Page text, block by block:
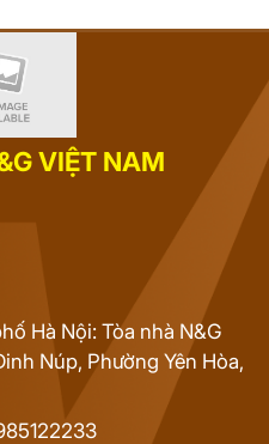
VIỆT NAM
Hà Nội: Tòa nhà N&G
Núp, Phường Yên Hòa,